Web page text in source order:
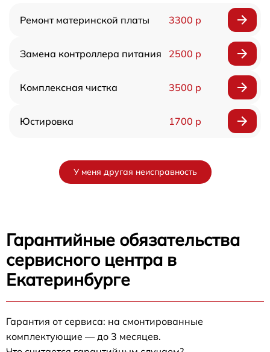
Ремонт материнской платы 3300 р
Замена контроллера питания 2500 р
Комплексная чистка 3500 р
Юстировка 1700 р
У меня другая неисправность
Гарантийные обязательства
сервисного центра в
Екатеринбурге
Гарантия от сервиса: на смонтированные
комплектующие — до 3 месяцев.